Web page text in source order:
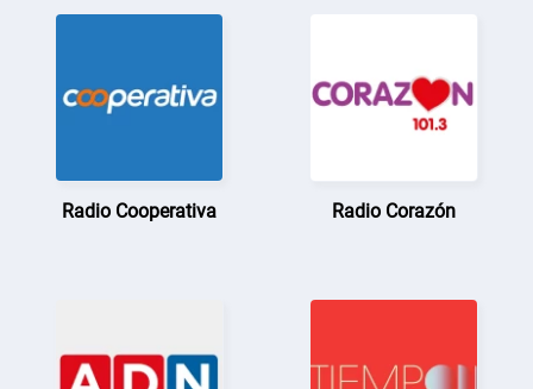
Radio Cooperativa Radio Corazón